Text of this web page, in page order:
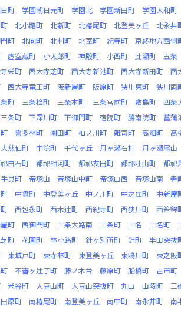
町 学園朝日元町 学園北 学園新田町 学園大和町
北小路町 北新町 北椿尾町 北登美ヶ丘 北永井
町 北向町 北村町 北室町 紀寺町 京終地方西側
虚空蔵町 小太郎町 神殿町 小西町 此瀬町 五条
栄町 西大寺芝町 西大寺新池町 西大寺新田町 西
西大寺竜王町 阪新屋町 阪原町 狭川東町 狭川両
町 三条桧町 三条本町 三条宮前町 敷島町 四条
条町 下深川町 下御門町 宿院町 勝南院町 菖蒲
誓多林町 園田町 杣ノ川町 雑司町 高畑町 高
大慈仙町 中院町 千代ヶ丘 月ヶ瀬石打 月ヶ瀬尾山
白石町 都祁相河町 都祁友田町 都祁吐山町 都祁
手貝町 帝塚山 帝塚山中町 帝塚山西 帝塚山南 寺
中貫町 中登美ヶ丘 中ノ川町 中之庄町 中新屋
西包永町 西木辻町 西紀寺町 西狭川町 西笹鉾
町 西御門町 二条大路南 二条町 二名 二名町
町 花園町 林小路町 針ヶ別所町 針町 半田突抜
東城戸町 東寺林町 東登美ヶ丘 東鳴川町 東之阪
不審ヶ辻子町 藤ノ木台 藤原町 船橋町 古市町
米谷町 大豆山町 大豆山突抜町 丸山 山陵町 三
原町 南椿尾町 南登美ヶ丘 南中町 南永井町 南